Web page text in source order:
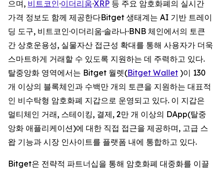
으며, 비트코인·이더리움·XRP 등 주요 암호화폐의 실시간
가격 정보도 함께 제공한다Bitget 생태계는 AI 기반 트레이
딩 도구, 비트코인·이더리움·솔라나·BNB 체인에서의 토큰
간 상호운용성, 실물자산 접근성 확대를 통해 사용자가 더욱
스마트하게 거래할 수 있도록 지원하는 데 주력하고 있다.
탈중앙화 영역에서는 Bitget 월렛(Bitget Wallet )이 130
개 이상의 블록체인과 수백만 개의 토큰을 지원하는 대표적
인 비수탁형 암호화폐 지갑으로 운영되고 있다. 이 지갑은
멀티체인 거래, 스테이킹, 결제, 2만 개 이상의 DApp(탈중
앙화 애플리케이션)에 대한 직접 접근을 제공하며, 고급 스
왑 기능과 시장 인사이트를 플랫폼 내에 통합하고 있다.
Bitget은 전략적 파트너십을 통해 암호화폐 대중화를 이끌